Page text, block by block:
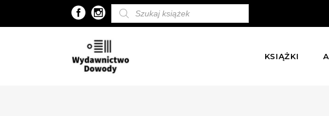
Wyszukiwarka
produktów
KSIĄŻKI